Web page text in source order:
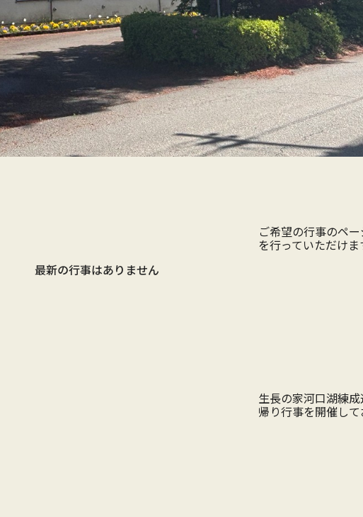
ご希望の行事のペ
を行っていただけま
最新の行事はありません
生長の家河口湖練
帰り行事を開催して